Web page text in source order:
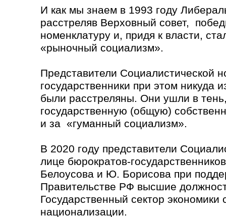
И как мы знаем в 1993 году
расстреляв Верховный совет,
номенклатуру и, придя к власти,
«рыночный социализм».
Представители Социалистической
государственники при этом никуда
были расстреляны. Они ушли в
государственную (общую)
и за «гуманный социализм».
В 2020 году представители
лице бюрократов-
Белоусова и Ю. Борисова при
Правительстве РФ высшие
Государственный сектор
национализации.